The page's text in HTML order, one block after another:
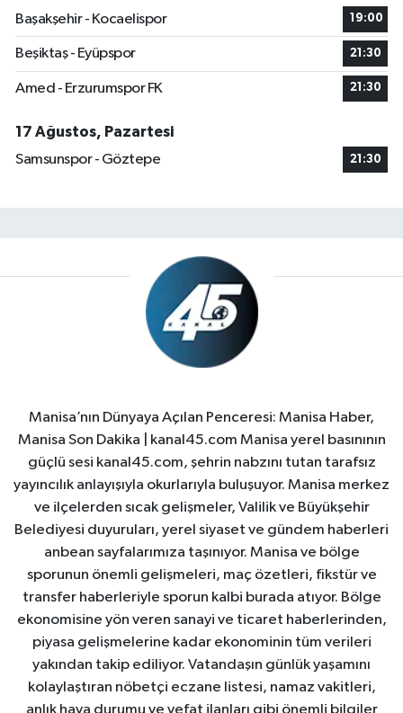
Başakşehir - Kocaelispor
19:00
Beşiktaş - Eyüpspor 21:30
Amed - Erzurumspor FK 21:30
17 Ağustos, Pazartesi
Samsunspor - Göztepe
21:30
Manisa’nın Dünyaya Açılan Penceresi: Manisa Haber,
Manisa Son Dakika | kanal45.com Manisa yerel basınının
güçlü sesi kanal45.com, şehrin nabzını tutan tarafsız
yayıncılık anlayışıyla okurlarıyla buluşuyor. Manisa merkez
ve ilçelerden sıcak gelişmeler, Valilik ve Büyükşehir
Belediyesi duyuruları, yerel siyaset ve gündem haberleri
anbean sayfalarımıza taşınıyor. Manisa ve bölge
sporunun önemli gelişmeleri, maç özetleri, fikstür ve
transfer haberleriyle sporun kalbi burada atıyor. Bölge
ekonomisine yön veren sanayi ve ticaret haberlerinden,
piyasa gelişmelerine kadar ekonominin tüm verileri
yakından takip ediliyor. Vatandaşın günlük yaşamını
kolaylaştıran nöbetçi eczane listesi, namaz vakitleri,
anlık hava durumu ve vefat ilanları gibi önemli bilgiler